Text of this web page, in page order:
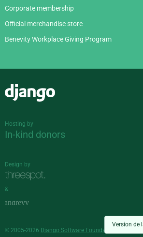
Version de
Corporate membership
Official merchandise store
Benevity Workplace Giving Program
Hosting by
In-kind donors
Design by
&
© 2005-2026 Django Software Foundation
and